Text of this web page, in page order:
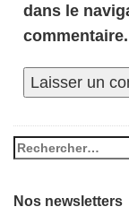
dans le
commentaire.
Nos newsletters